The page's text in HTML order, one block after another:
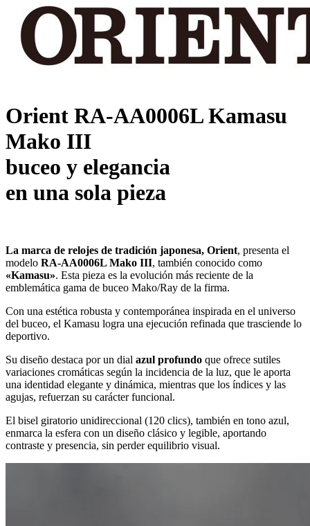
Orient RA-AA0006L Kamasu
Mako III
buceo y elegancia
en una sola pieza
La marca de relojes de tradición japonesa, Orient, presenta el
modelo RA-AA0006L Mako III, también conocido como
«Kamasu». Esta pieza es la evolución más reciente de la
emblemática gama de buceo Mako/Ray de la firma.
Con una estética robusta y contemporánea inspirada en el universo
del buceo, el Kamasu logra una ejecución refinada que trasciende lo
deportivo.
Su diseño destaca por un dial azul profundo que ofrece sutiles
variaciones cromáticas según la incidencia de la luz, que le aporta
una identidad elegante y dinámica, mientras que los índices y las
agujas, refuerzan su carácter funcional.
El bisel giratorio unidireccional (120 clics), también en tono azul,
enmarca la esfera con un diseño clásico y legible, aportando
contraste y presencia, sin perder equilibrio visual.